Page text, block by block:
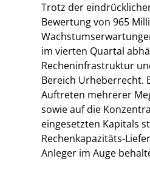
Trotz der
Bewertung von 965
im vierten Quartal
Recheninfrastruktur
Bereich Urheberrecht.
Auftreten mehrerer
sowie auf die
eingesetzten Kapitals
Rechenkapazitäts-
Anleger im Auge